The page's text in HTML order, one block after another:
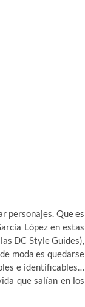
personajes. Que es
López en estas
DC Style Guides),
moda es quedarse
e identificables…
que salían en los